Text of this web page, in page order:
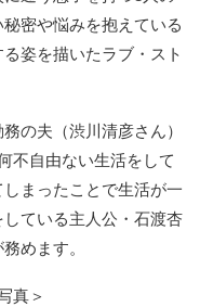
密や悩みを抱えている
姿を描いたラブ・スト
の夫（渋川清彦さん）
不自由ない生活をして
まったことで生活が一
ている主人公・石渡杏
めます。
真＞